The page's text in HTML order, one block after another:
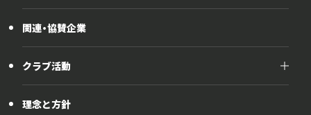
関連・協賛企業
クラブ活動
理念と方針